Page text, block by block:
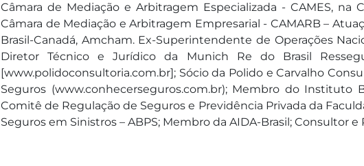
Câmara de Mediação e Arbitragem Especializada - CAMES,
Câmara de Mediação e Arbitragem Empresarial - CAMARB –
Brasil-Canadá, Amcham. Ex-Superintendente de Operações
Diretor Técnico e Jurídico da Munich Re do Brasil
[www.polidoconsultoria.com.br]; Sócio da Polido e Carvalho
Seguros (www.conhecerseguros.com.br); Membro do Instituto
Comitê de Regulação de Seguros e Previdência Privada da
Seguros em Sinistros – ABPS; Membro da AIDA-Brasil; Consultor e